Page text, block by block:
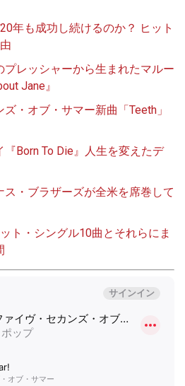
年も成功し続けるのか？ ヒット
プレッシャーから生まれたマルー
Jane』
・オブ・サマー新曲「Teeth」
『Born To Die』人生を変えたデ
ス・ブラザーズが全米を席巻して
ト・シングル10曲とそれらにま